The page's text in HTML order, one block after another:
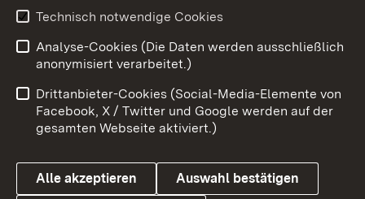
Youtube
Benutzungshinweise
Barrierefreiheit
Datenschutz
Cookies
Technisch notwendige Cookies
Analyse-Cookies (Die Daten werden ausschließlich
anonymisiert verarbeitet.)
Drittanbieter-Cookies (Social-Media-Elemente von
Facebook, X / Twitter und Google werden auf der
gesamten Webseite aktiviert.)
Alle akzeptieren Auswahl bestätigen